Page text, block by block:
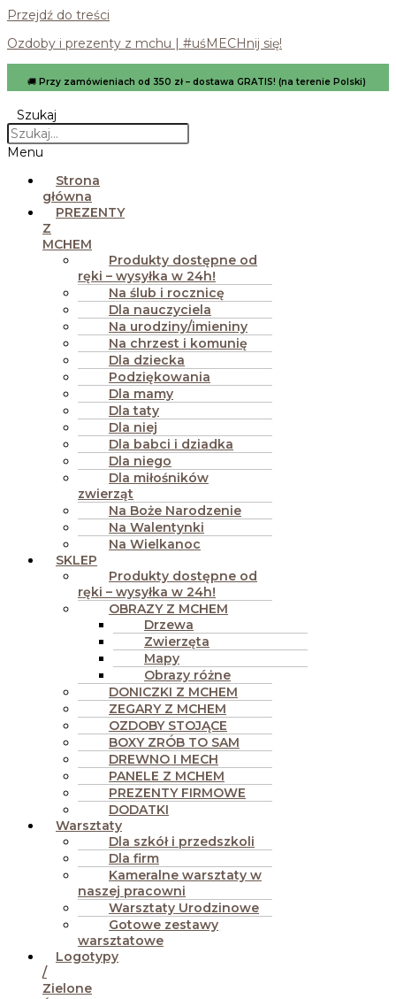
Przejdź do treści
Ozdoby i prezenty z mchu | #uśMECHnij się!
🚚 Przy zamówieniach od 350 zł – dostawa GRATIS! (na terenie Polski)
Szukaj
Menu
Strona
główna
PREZENTY
Z
MCHEM
Produkty dostępne od
ręki – wysyłka w 24h!
Na ślub i rocznicę
Dla nauczyciela
Na urodziny/imieniny
Na chrzest i komunię
Dla dziecka
Podziękowania
Dla mamy
Dla taty
Dla niej
Dla babci i dziadka
Dla niego
Dla miłośników
zwierząt
Na Boże Narodzenie
Na Walentynki
Na Wielkanoc
SKLEP
Produkty dostępne od
ręki – wysyłka w 24h!
OBRAZY Z MCHEM
Drzewa
Zwierzęta
Mapy
Obrazy różne
DONICZKI Z MCHEM
ZEGARY Z MCHEM
OZDOBY STOJĄCE
BOXY ZRÓB TO SAM
DREWNO I MECH
PANELE Z MCHEM
PREZENTY FIRMOWE
DODATKI
Warsztaty
Dla szkół i przedszkoli
Dla firm
Kameralne warsztaty w
naszej pracowni
Warsztaty Urodzinowe
Gotowe zestawy
warsztatowe
Logotypy
/
Zielone